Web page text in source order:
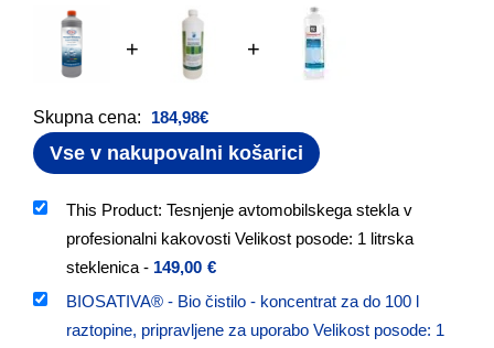
+ +
Skupna cena: 184,98€
Vse v nakupovalni košarici
This Product: Tesnjenje avtomobilskega stekla v
profesionalni kakovosti Velikost posode: 1 litrska
steklenica - 149,00 €
BIOSATIVA® - Bio čistilo - koncentrat za do 100 l
raztopine, pripravljene za uporabo Velikost posode: 1